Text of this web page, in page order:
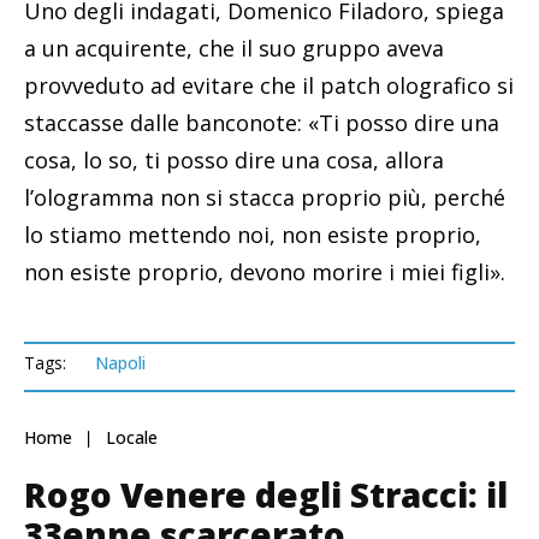
Uno degli indagati, Domenico Filadoro, spiega
a un acquirente, che il suo gruppo aveva
provveduto ad evitare che il patch olografico si
staccasse dalle banconote: «Ti posso dire una
cosa, lo so, ti posso dire una cosa, allora
l’ologramma non si stacca proprio più, perché
lo stiamo mettendo noi, non esiste proprio,
non esiste proprio, devono morire i miei figli».
Tags: Napoli
Home Locale
Rogo Venere degli Stracci: il